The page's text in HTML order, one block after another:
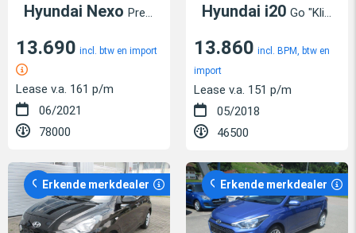
Hyundai Nexo Premium 163PS Panoramad. Navi Elektr.Heckkl
13.690 incl. btw en import
Lease v.a. 161 p/m
06/2021
78000
Hyundai i20 Go "Klimaanlage"
13.860 incl. BPM, btw en
import
Lease v.a. 151 p/m
05/2018
46500
Erkende merkdealer Erkende merkdealer